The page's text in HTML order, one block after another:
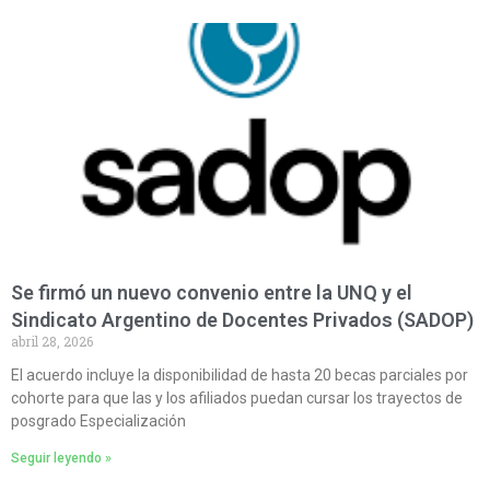
Se firmó un nuevo convenio entre la UNQ y el
Sindicato Argentino de Docentes Privados (SADOP)
abril 28, 2026
El acuerdo incluye la disponibilidad de hasta 20 becas parciales por
cohorte para que las y los afiliados puedan cursar los trayectos de
posgrado Especialización
Seguir leyendo »